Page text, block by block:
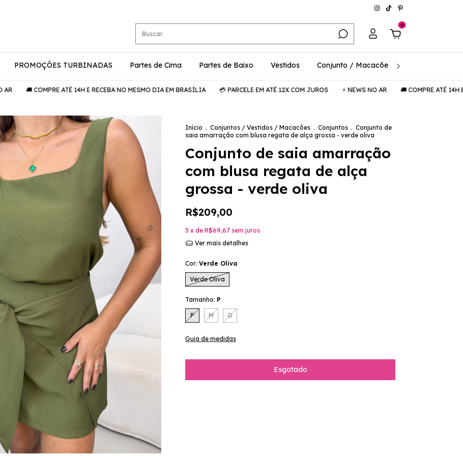
0
PROMOÇÕES TURBINADAS Partes de Cima Partes de Baixo Vestidos Conjunto / Macacões
🚚 COMPRE ATÉ 14H E RECEBA NO MESMO DIA EM BRASÍLIA 💳 PARCELE EM ATÉ 12X COM JUROS ⚡️ NEWS NO AR 🚚 COMPRE ATÉ 14H E
Início . Conjuntos / Vestidos / Macacões . Conjuntos . Conjunto de
saia amarração com blusa regata de alça grossa - verde oliva
Conjunto de saia amarração
com blusa regata de alça
grossa - verde oliva
R$209,00
3 x de R$69,67 sem juros
Ver mais detalhes
Cor: Verde Oliva
Verde Oliva
Tamanho: P
P M G
Guia de medidas